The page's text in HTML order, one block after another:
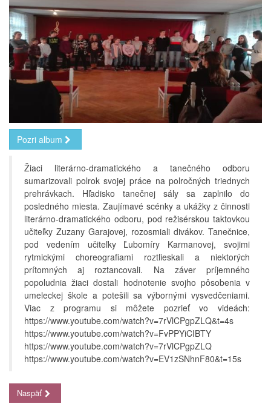
Pozri album
Žiaci literárno-dramatického a tanečného odboru
sumarizovali polrok svojej práce na polročných triednych
prehrávkach. Hľadisko tanečnej sály sa zaplnilo do
posledného miesta. Zaujímavé scénky a ukážky z činnosti
literárno-dramatického odboru, pod režisérskou taktovkou
učiteľky Zuzany Garajovej, rozosmiali divákov. Tanečnice,
pod vedením učiteľky Ľubomíry Karmanovej, svojimi
rytmickými choreografiami roztlieskali a niektorých
prítomných aj roztancovali. Na záver príjemného
popoludnia žiaci dostali hodnotenie svojho pôsobenia v
umeleckej škole a potešili sa výbornými vysvedčeniami.
Viac z programu si môžete pozrieť vo videách:
https://www.youtube.com/watch?v=7rVlCPgpZLQ&t=4s
https://www.youtube.com/watch?v=FvPPYiCIBTY
https://www.youtube.com/watch?v=7rVlCPgpZLQ
https://www.youtube.com/watch?v=EV1zSNhnF80&t=15s
Naspäť